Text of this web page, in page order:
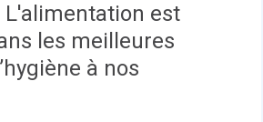
L'alimentation est
les meilleures
à nos